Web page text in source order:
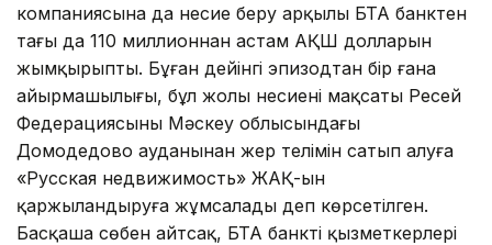
компаниясына да несие беру арқылы БТА банктен
тағы да 110 миллионнан астам АҚШ долларын
жымқырыпты. Бұған дейінгі эпизодтан бір ғана
айырмашылығы, бұл жолы несиенің мақсаты Ресей
Федерациясының Мәскеу облысындағы
Домодедово ауданынан жер телімін сатып алуға
«Русская недвижимость» ЖАҚ-ын
қаржыландыруға жұмсалады деп көрсетілген.
Басқаша сөбен айтсақ, БТА банктің қызметкерлері